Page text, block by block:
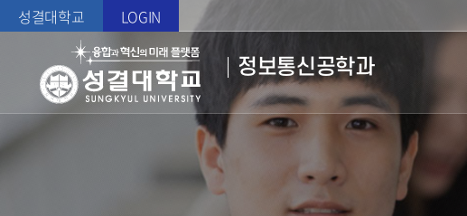
성결대학교 LOGIN
정보통신공학과